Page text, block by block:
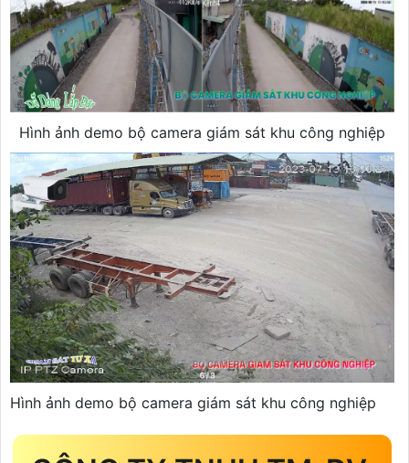
Hình ảnh demo bộ camera giám sát khu công nghiệp
Hình ảnh demo bộ camera giám sát khu công nghiệp